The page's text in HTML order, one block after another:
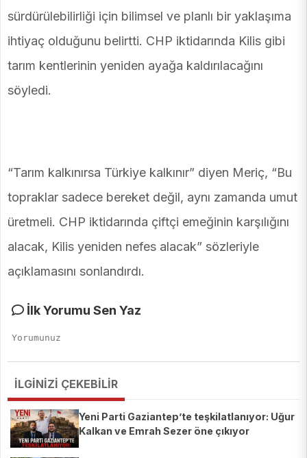
sürdürülebilirliği için bilimsel ve planlı bir yaklaşıma
ihtiyaç olduğunu belirtti. CHP iktidarında Kilis gibi
tarım kentlerinin yeniden ayağa kaldırılacağını
söyledi.
“Tarım kalkınırsa Türkiye kalkınır” diyen Meriç, “Bu
topraklar sadece bereket değil, aynı zamanda umut
üretmeli. CHP iktidarında çiftçi emeğinin karşılığını
alacak, Kilis yeniden nefes alacak” sözleriyle
açıklamasını sonlandırdı.
İlk Yorumu Sen Yaz
İLGİNİZİ ÇEKEBİLİR
Yeni Parti Gaziantep’te teşkilatlanıyor: Uğur
Kalkan ve Emrah Sezer öne çıkıyor